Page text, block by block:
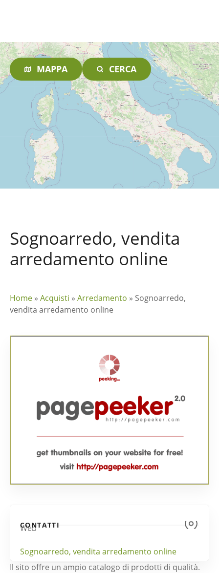
MAPPA CERCA
Sognoarredo, vendita
arredamento online
Home » Acquisti » Arredamento » Sognoarredo,
vendita arredamento online
CONTATTI
Web
Sognoarredo, vendita arredamento online
Il sito offre un ampio catalogo di prodotti di qualità.